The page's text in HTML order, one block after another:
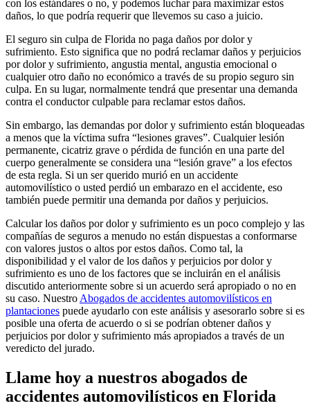
con los estándares o no, y podemos luchar para maximizar estos
daños, lo que podría requerir que llevemos su caso a juicio.
El seguro sin culpa de Florida no paga daños por dolor y
sufrimiento. Esto significa que no podrá reclamar daños y perjuicios
por dolor y sufrimiento, angustia mental, angustia emocional o
cualquier otro daño no económico a través de su propio seguro sin
culpa. En su lugar, normalmente tendrá que presentar una demanda
contra el conductor culpable para reclamar estos daños.
Sin embargo, las demandas por dolor y sufrimiento están bloqueadas
a menos que la víctima sufra “lesiones graves”. Cualquier lesión
permanente, cicatriz grave o pérdida de función en una parte del
cuerpo generalmente se considera una “lesión grave” a los efectos
de esta regla. Si un ser querido murió en un accidente
automovilístico o usted perdió un embarazo en el accidente, eso
también puede permitir una demanda por daños y perjuicios.
Calcular los daños por dolor y sufrimiento es un poco complejo y las
compañías de seguros a menudo no están dispuestas a conformarse
con valores justos o altos por estos daños. Como tal, la
disponibilidad y el valor de los daños y perjuicios por dolor y
sufrimiento es uno de los factores que se incluirán en el análisis
discutido anteriormente sobre si un acuerdo será apropiado o no en
su caso. Nuestro Abogados de accidentes automovilísticos en
plantaciones puede ayudarlo con este análisis y asesorarlo sobre si es
posible una oferta de acuerdo o si se podrían obtener daños y
perjuicios por dolor y sufrimiento más apropiados a través de un
veredicto del jurado.
Llame hoy a nuestros abogados de
accidentes automovilísticos en Florida